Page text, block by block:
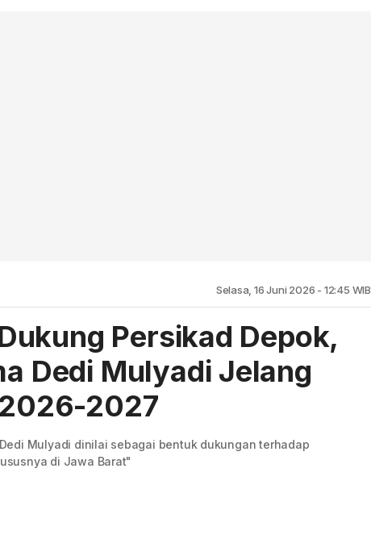
Selasa, 16 Juni 2026 - 12:45 WIB
Persikad Depok,
Dedi Mulyadi Jelang
2027
Mulyadi dinilai sebagai bentuk dukungan terhadap
di Jawa Barat"